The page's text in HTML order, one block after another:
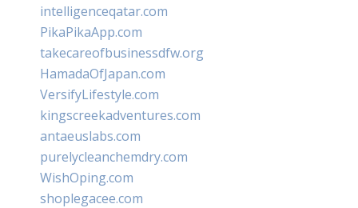
intelligenceqatar.com
PikaPikaApp.com
takecareofbusinessdfw.org
HamadaOfJapan.com
VersifyLifestyle.com
kingscreekadventures.com
antaeuslabs.com
purelycleanchemdry.com
WishOping.com
shoplegacee.com